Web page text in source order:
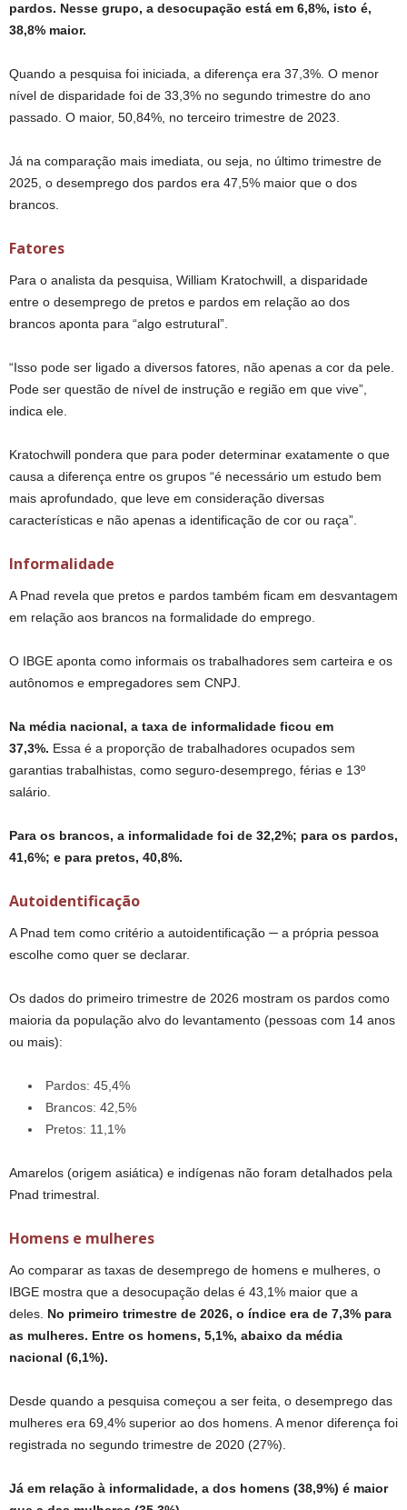
pardos. Nesse grupo, a desocupação está em 6,8%, isto é,
38,8% maior.
Quando a pesquisa foi iniciada, a diferença era 37,3%. O menor
nível de disparidade foi de 33,3% no segundo trimestre do ano
passado. O maior, 50,84%, no terceiro trimestre de 2023.
Já na comparação mais imediata, ou seja, no último trimestre de
2025, o desemprego dos pardos era 47,5% maior que o dos
brancos.
Fatores
Para o analista da pesquisa, William Kratochwill, a disparidade
entre o desemprego de pretos e pardos em relação ao dos
brancos aponta para “algo estrutural”.
“Isso pode ser ligado a diversos fatores, não apenas a cor da pele.
Pode ser questão de nível de instrução e região em que vive”,
indica ele.
Kratochwill pondera que para poder determinar exatamente o que
causa a diferença entre os grupos “é necessário um estudo bem
mais aprofundado, que leve em consideração diversas
características e não apenas a identificação de cor ou raça”.
Informalidade
A Pnad revela que pretos e pardos também ficam em desvantagem
em relação aos brancos na formalidade do emprego.
O IBGE aponta como informais os trabalhadores sem carteira e os
autônomos e empregadores sem CNPJ.
Na média nacional, a taxa de informalidade ficou em
37,3%. Essa é a proporção de trabalhadores ocupados sem
garantias trabalhistas, como seguro-desemprego, férias e 13º
salário.
Para os brancos, a informalidade foi de 32,2%; para os pardos,
41,6%; e para pretos, 40,8%.
Autoidentificação
A Pnad tem como critério a autoidentificação ─ a própria pessoa
escolhe como quer se declarar.
Os dados do primeiro trimestre de 2026 mostram os pardos como
maioria da população alvo do levantamento (pessoas com 14 anos
ou mais):
Pardos: 45,4%
Brancos: 42,5%
Pretos: 11,1%
Amarelos (origem asiática) e indígenas não foram detalhados pela
Pnad trimestral.
Homens e mulheres
Ao comparar as taxas de desemprego de homens e mulheres, o
IBGE mostra que a desocupação delas é 43,1% maior que a
deles. No primeiro trimestre de 2026, o índice era de 7,3% para
as mulheres. Entre os homens, 5,1%, abaixo da média
nacional (6,1%).
Desde quando a pesquisa começou a ser feita, o desemprego das
mulheres era 69,4% superior ao dos homens. A menor diferença foi
registrada no segundo trimestre de 2020 (27%).
Já em relação à informalidade, a dos homens (38,9%) é maior